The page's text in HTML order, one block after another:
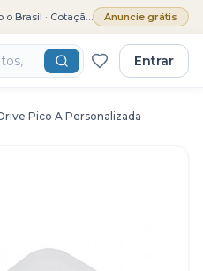
Fornecedores verificados em todo o Brasil · Cotação grátis Anuncie grátis
Entrar
Pico A Personalizada